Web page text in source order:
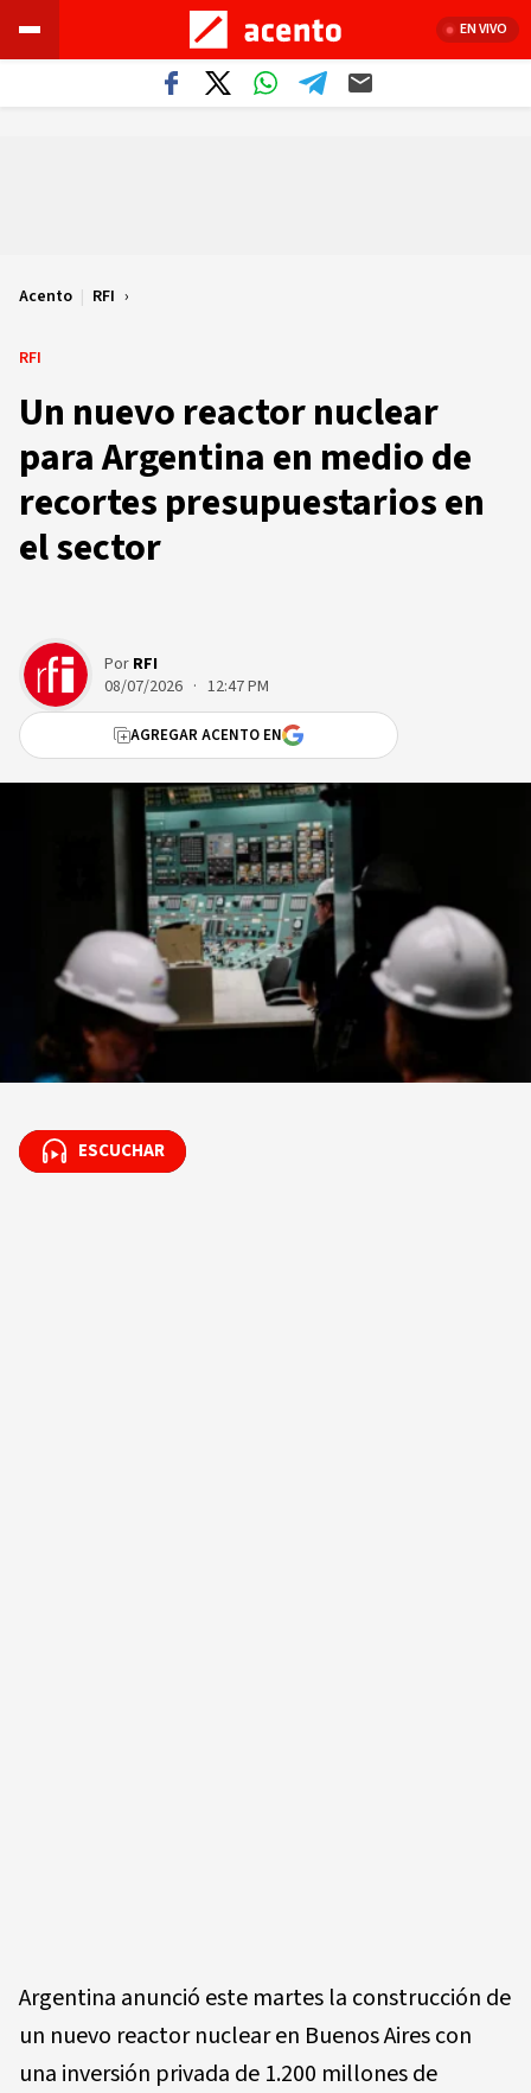
EN VIVO
Acento | RFI
RFI
Un nuevo reactor nuclear
para Argentina en medio de
recortes presupuestarios en
el sector
Por RFI
08/07/2026 · 12:47 PM
AGREGAR ACENTO EN
ESCUCHAR
ESCUCHAR
Argentina anunció este martes la construcción de
un nuevo reactor nuclear en Buenos Aires con
una inversión privada de 1.200 millones de